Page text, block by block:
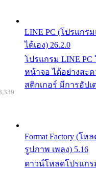
LINE PC (โปรแกร
ได้เอง) 26.2.0
โปรแกรม LINE
หน้าจอ ได้อย่างสะ
สติกเกอร์ มีการอัปเ
Format Factory (โห
รูปภาพ เพลง) 5.16
ดาวน์โหลดโปรแกร